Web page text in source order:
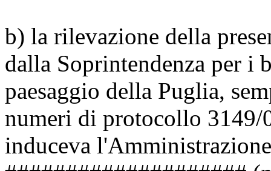
b) la rilevazione della
dalla Soprintendenza per i
paesaggio della Puglia,
numeri di protocollo 3149/
induceva